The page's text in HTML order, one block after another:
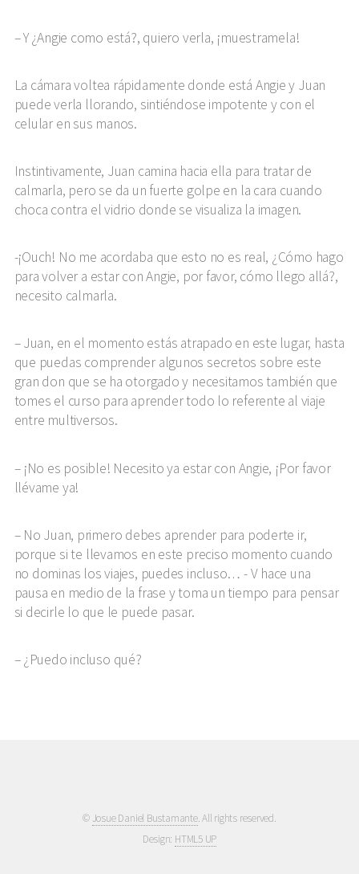
Y ¿Angie como está?, quiero verla, ¡muestramela!
La cámara voltea rápidamente donde está Angie y Juan
puede verla llorando, sintiéndose impotente y con el
celular en sus manos.
Instintivamente, Juan camina hacia ella para tratar de
calmarla, pero se da un fuerte golpe en la cara cuando
choca contra el vidrio donde se visualiza la imagen.
-¡Ouch! No me acordaba que esto no es real, ¿Cómo hago
para volver a estar con Angie, por favor, cómo llego allá?,
necesito calmarla.
Juan, en el momento estás atrapado en este lugar, hasta
que puedas comprender algunos secretos sobre este
gran don que se ha otorgado y necesitamos también que
tomes el curso para aprender todo lo referente al viaje
entre multiversos.
¡No es posible! Necesito ya estar con Angie, ¡Por favor
llévame ya!
No Juan, primero debes aprender para poderte ir,
porque si te llevamos en este preciso momento cuando
no dominas los viajes, puedes incluso… - V hace una
pausa en medio de la frase y toma un tiempo para pensar
si decirle lo que le puede pasar.
¿Puedo incluso qué?
© Josue Daniel Bustamante. All rights reserved.
Design: HTML5 UP